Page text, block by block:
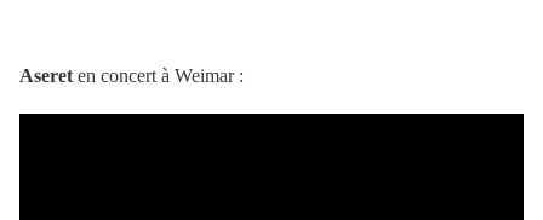
Aseret en concert à Weimar :